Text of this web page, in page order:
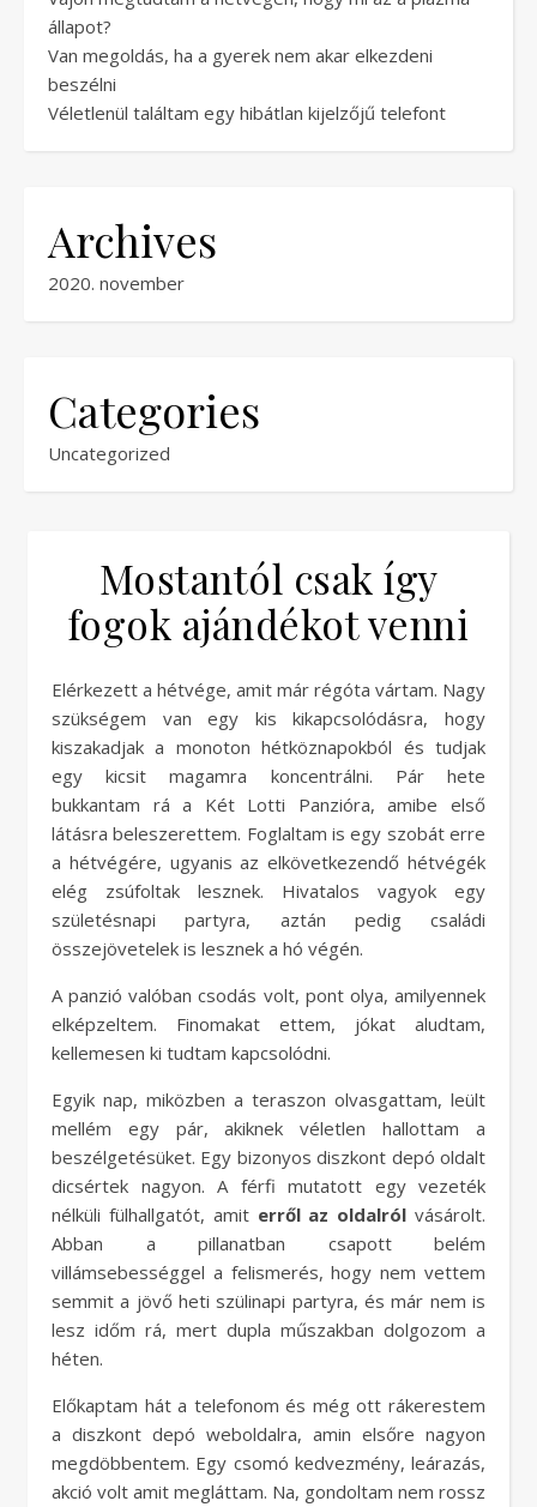
állapot?
Van megoldás, ha a gyerek nem akar elkezdeni
beszélni
Véletlenül találtam egy hibátlan kijelzőjű telefont
Archives
2020. november
Categories
Uncategorized
Mostantól csak így
fogok ajándékot venni
Elérkezett a hétvége, amit már régóta vártam. Nagy
szükségem van egy kis kikapcsolódásra, hogy
kiszakadjak a monoton hétköznapokból és tudjak
egy kicsit magamra koncentrálni. Pár hete
bukkantam rá a Két Lotti Panzióra, amibe első
látásra beleszerettem. Foglaltam is egy szobát erre
a hétvégére, ugyanis az elkövetkezendő hétvégék
elég zsúfoltak lesznek. Hivatalos vagyok egy
születésnapi partyra, aztán pedig családi
összejövetelek is lesznek a hó végén.
A panzió valóban csodás volt, pont olya, amilyennek
elképzeltem. Finomakat ettem, jókat aludtam,
kellemesen ki tudtam kapcsolódni.
Egyik nap, miközben a teraszon olvasgattam, leült
mellém egy pár, akiknek véletlen hallottam a
beszélgetésüket. Egy bizonyos diszkont depó oldalt
dicsértek nagyon. A férfi mutatott egy vezeték
nélküli fülhallgatót, amit erről az oldalról vásárolt.
Abban a pillanatban csapott belém
villámsebességgel a felismerés, hogy nem vettem
semmit a jövő heti szülinapi partyra, és már nem is
lesz időm rá, mert dupla műszakban dolgozom a
héten.
Előkaptam hát a telefonom és még ott rákerestem
a diszkont depó weboldalra, amin elsőre nagyon
megdöbbentem. Egy csomó kedvezmény, leárazás,
akció volt amit megláttam. Na, gondoltam nem rossz